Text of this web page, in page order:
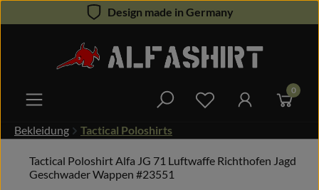
Zum Hauptinhalt springenDesign made in Germany
Du hast 0 0
Bekleidung Tactical Poloshirts
Tactical Poloshirt Alfa JG 71 Luftwaffe Richthofen Jagd
Geschwader Wappen #23551